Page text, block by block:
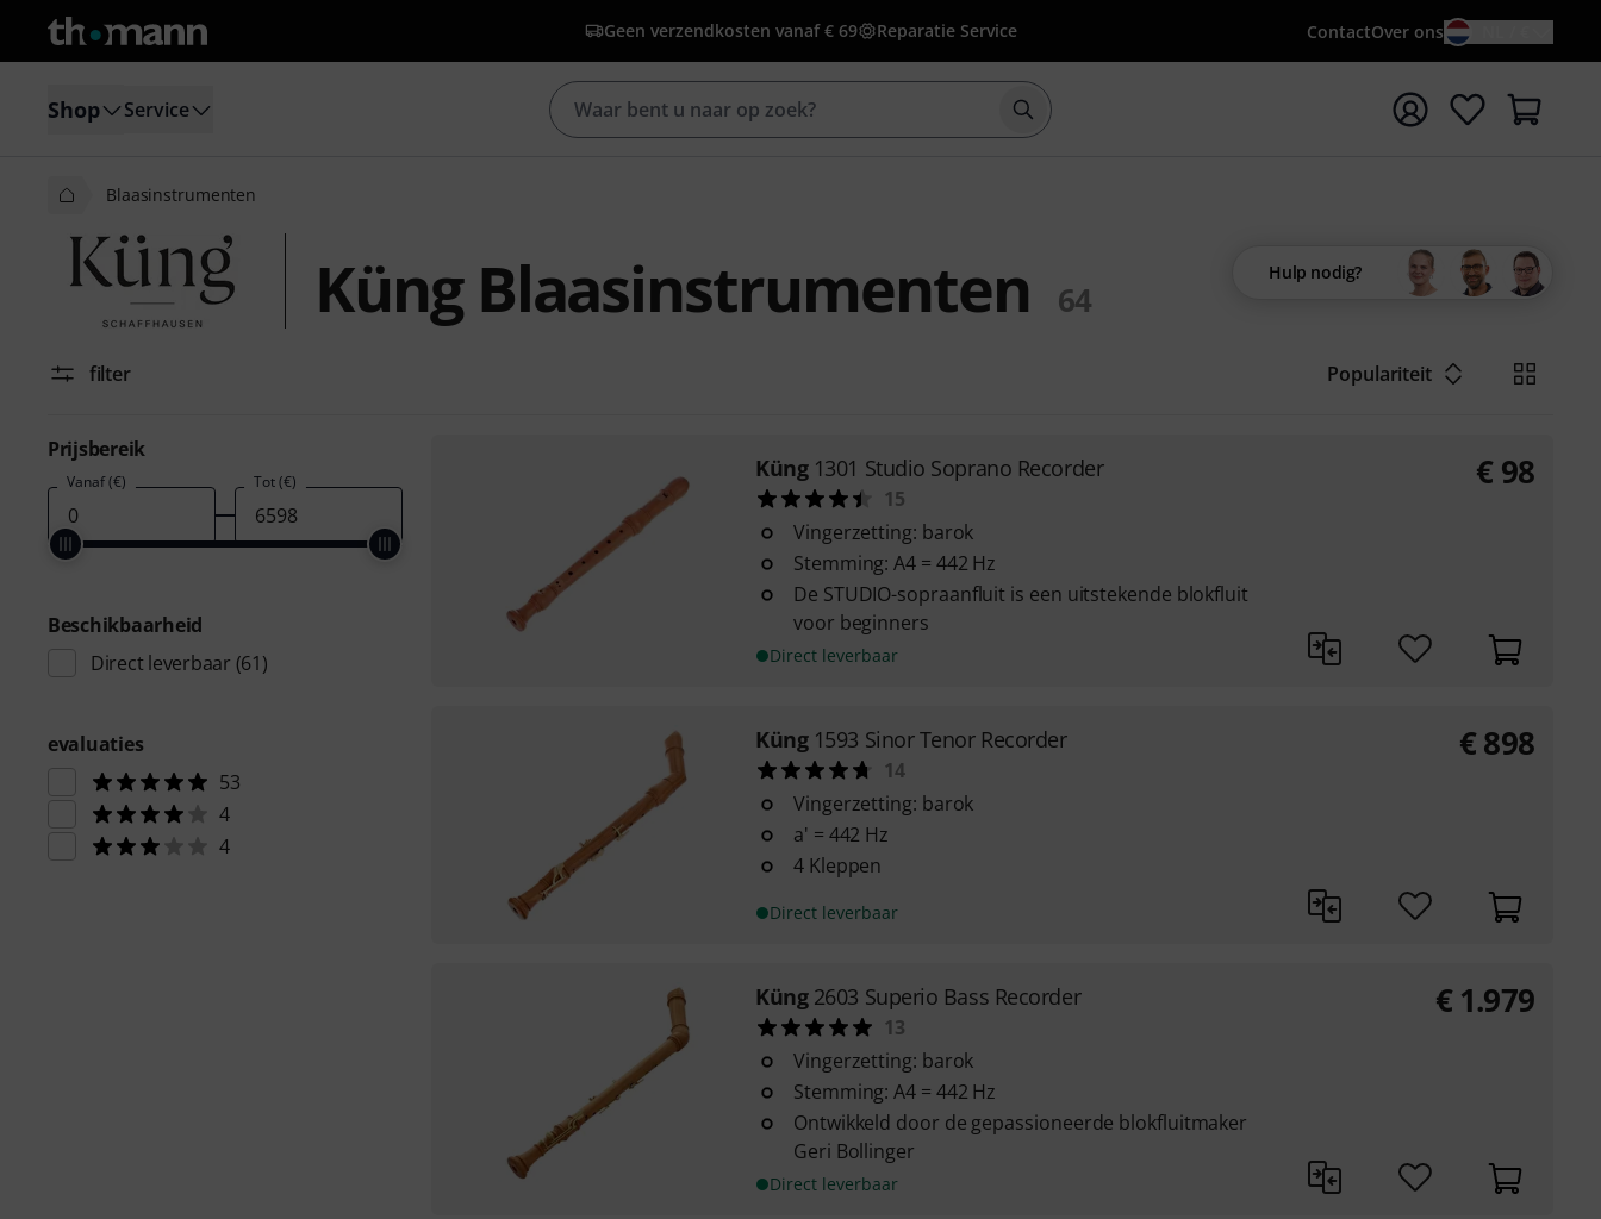
Geen verzendkosten vanaf € 69 Reparatie Service ContactOver ons
Shop Service Zoek met zoekterm {searchTerm}
Blaasinstrumenten
Küng Blaasinstrumenten 64
Hulp nodig?
filter Populariteit
Prijsbereik
Vanaf (€) Tot (€)
Beschikbaarheid
Direct leverbaar (61)
evaluaties
53
4
4
Küng 1301 Studio Soprano Recorder
15
Vingerzetting: barok
Stemming: A4 = 442 Hz
De STUDIO-sopraanfluit is een uitstekende blokfluit
voor beginners
Direct leverbaar
€ 98
Küng 1593 Sinor Tenor Recorder
14
Vingerzetting: barok
a' = 442 Hz
4 Kleppen
Direct leverbaar
€898
Küng 2603 Superio Bass Recorder
13
Vingerzetting: barok
Stemming: A4 = 442 Hz
Ontwikkeld door de gepassioneerde blokfluitmaker
Geri Bollinger
Direct leverbaar
€ 1.979